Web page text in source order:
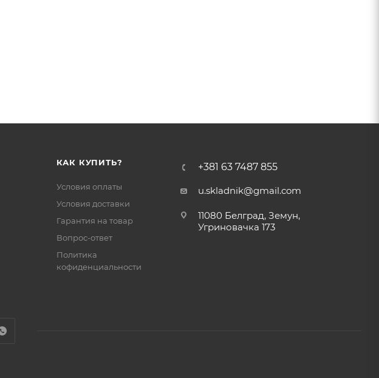
КАК КУПИТЬ?
Условия оплаты
Условия доставки
Гарантия на товар
Вопрос-ответ
Политика
кофиденциальности
+381 63 7487 855
u.skladnik@gmail.com
11080 Белград, Земун,
Угриновачка 173